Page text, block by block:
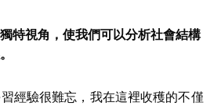
特視角，使我們可以分析社會結構
經驗很難忘，我在這裡收穫的不僅